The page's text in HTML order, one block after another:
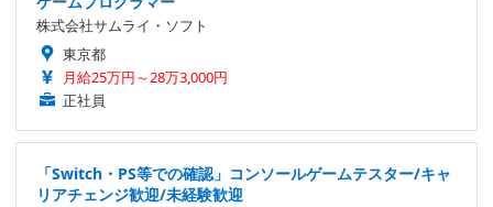
株式会社サムライ・ソフト
東京都
月給25万円～28万3,000円
正社員
「Switch・PS等での確認」コンソールゲームテスター/キャ
リアチェンジ歓迎/未経験歓迎